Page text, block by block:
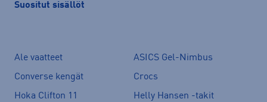
Suositut sisällöt
Ale vaatteet
ASICS Gel-Nimbus
Converse kengät
Crocs
Hoka Clifton 11
Helly Hansen -takit